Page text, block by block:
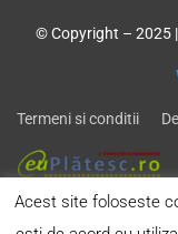
© Copyright – 2025 |
Termeni si conditii
Acest site foloseste